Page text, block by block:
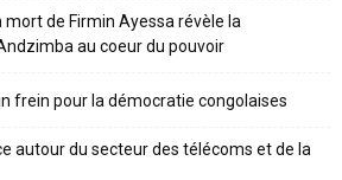
mort de Firmin Ayessa révèle la
au coeur du pouvoir
frein pour la démocratie congolaises
autour du secteur des télécoms et de la